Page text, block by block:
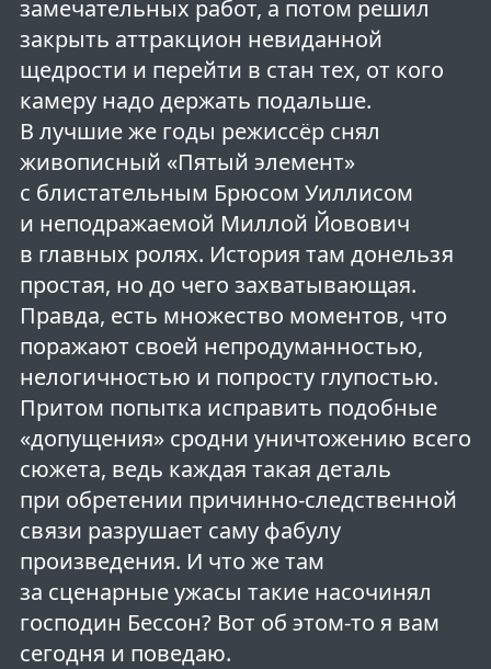
замечательных работ, а потом решил
закрыть аттракцион невиданной
щедрости и перейти в стан тех, от кого
камеру надо держать подальше.
В лучшие же годы режиссёр снял
живописный «Пятый элемент»
с блистательным Брюсом Уиллисом
и неподражаемой Миллой Йовович
в главных ролях. История там донельзя
простая, но до чего захватывающая.
Правда, есть множество моментов, что
поражают своей непродуманностью,
нелогичностью и попросту глупостью.
Притом попытка исправить подобные
«допущения» сродни уничтожению всего
сюжета, ведь каждая такая деталь
при обретении причинно-следственной
связи разрушает саму фабулу
произведения. И что же там
за сценарные ужасы такие насочинял
господин Бессон? Вот об этом-то я вам
сегодня и поведаю.